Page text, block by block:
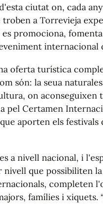
ciutat on, cada
a Torrevieja
promociona,
internacional
oferta turística
són: la seua
on aconseguixen
pel Certamen
aporten els festivals
a nivell nacional, i
nivell que possibiliten
completen
famílies i xiquets.